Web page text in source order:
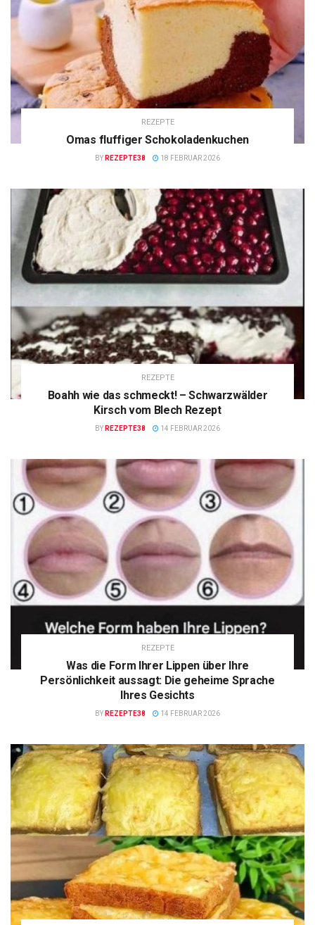
REZEPTE
Omas fluffiger Schokoladenkuchen
BY REZEPTE38 18 FEBRUAR 2026
REZEPTE
Boahh wie das schmeckt! – Schwarzwälder
Kirsch vom Blech Rezept
BY REZEPTE38 14 FEBRUAR 2026
REZEPTE
Was die Form Ihrer Lippen über Ihre
Persönlichkeit aussagt: Die geheime Sprache
Ihres Gesichts
BY REZEPTE38 14 FEBRUAR 2026